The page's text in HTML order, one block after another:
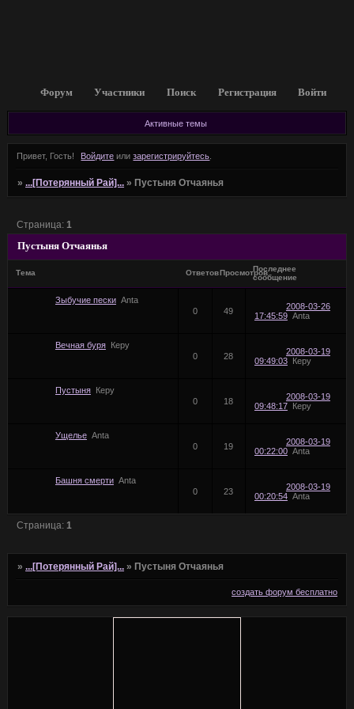
Форум Участники Поиск Регистрация Войти
Активные темы
Привет, Гость! Войдите илизарегистрируйтесь
»...[Потерянный Рай]... » Пустыня Отчаянья
Пустыня Отчаянья
Страница:1
Тема ОтветовПросмотровПоследнее
сообщение
Зыбучие пески Anta
0
49
2008-03-26
17:45:59 Anta
Вечная буря Керу
0
28
2008-03-19
09:49:03 Керу
Пустыня Керу
0
18
2008-03-19
09:48:17 Керу
Ущелье Anta
0
19
2008-03-19
00:22:00 Anta
Башня смерти Anta
0
23
2008-03-19
00:20:54 Anta
Страница: 1
»...[Потерянный Рай]... » Пустыня Отчаянья
создать форум бесплатно